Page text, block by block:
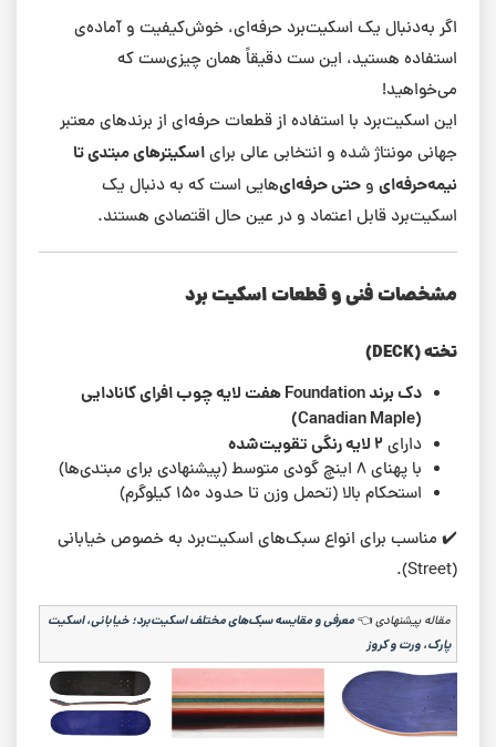
اگر به‌دنبال یک اسکیت‌برد حرفه‌ای، خوش‌کیفیت و آماده‌ی
استفاده هستید، این ست دقیقاً همان چیزی‌ست که
می‌خواهید!
این اسکیت‌برد با استفاده از قطعات حرفه‌ای از برندهای معتبر
جهانی مونتاژ شده و انتخابی عالی برایاسکیترهای مبتدی تا
نیمه‌حرفه‌ای و حتی حرفه‌ای‌هایی است که به دنبال یک
اسکیت‌برد قابل اعتماد و در عین حال اقتصادی هستند.
مشخصات فنی و قطعات اسکیت برد
تخته (DECK)
دک برند Foundation هفت لایه چوب افرای کانادایی
(Canadian Maple)
دارای۲ لایه رنگی تقویت‌شده
با پهنای ۸ اینچ گودی متوسط (پیشنهادی برای مبتدی‌ها)
استحکام بالا (تحمل وزن تا حدود ۱۵۰ کیلوگرم)
✔️ مناسب برای انواع سبک‌های اسکیت‌برد به خصوص خیابانی
(Street).
مقاله پیشنهادی👈معرفی و مقایسه سبک‌های مختلف اسکیت‌برد؛ خیابانی، اسکیت
پارک، ورت و کروز